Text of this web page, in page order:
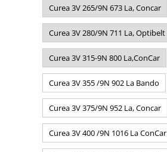
Curea 3V 265/9N 673 La, Concar
Curea 3V 280/9N 711 La, Optibelt
Curea 3V 315-9N 800 La,ConCar
Curea 3V 355 /9N 902 La Bando
Curea 3V 375/9N 952 La, Concar
Curea 3V 400 /9N 1016 La ConCar